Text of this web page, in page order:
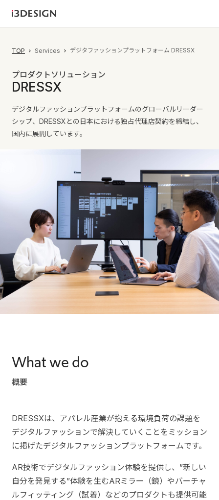
TOP Services デジタファッションプラットフォーム DRESSX
プロダクトソリューション
DRESSX
デジタルファッションプラットフォームのグローバルリーダー
シップ、DRESSXとの日本における独占代理店契約を締結し、
国内に展開しています。
What we do
概要
DRESSXは、アパレル産業が抱える環境負荷の課題を
デジタルファッションで解決していくことをミッション
に掲げたデジタルファッションプラットフォームです。
AR技術でデジタルファッション体験を提供し、”新しい
自分を発見する”体験を生むARミラー（鏡）やバーチャ
ルフィッティング（試着）などのプロダクトも提供可能